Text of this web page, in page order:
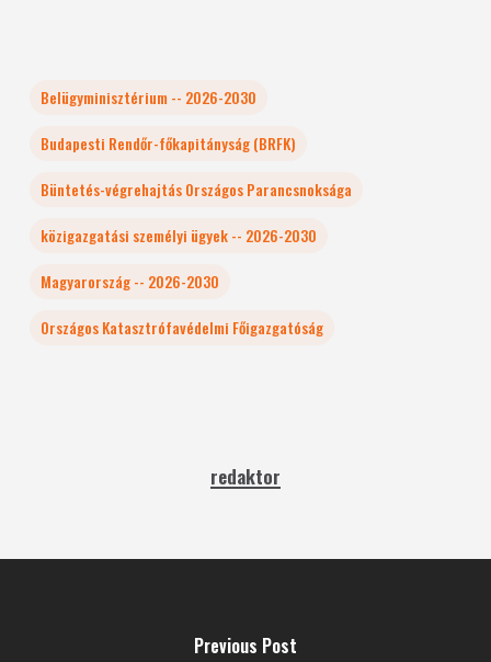
Belügyminisztérium -- 2026-2030
Budapesti Rendőr-főkapitányság (BRFK)
Büntetés-végrehajtás Országos Parancsnoksága
közigazgatási személyi ügyek -- 2026-2030
Magyarország -- 2026-2030
Országos Katasztrófavédelmi Főigazgatóság
redaktor
Previous Post